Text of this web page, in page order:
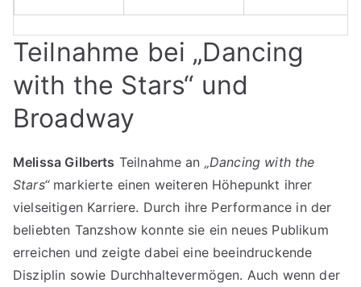
Teilnahme bei „Dancing
with the Stars“ und
Broadway
Melissa Gilberts Teilnahme an „Dancing with the
Stars“markierte einen weiteren Höhepunkt ihrer
vielseitigen Karriere. Durch ihre Performance in der
beliebten Tanzshow konnte sie ein neues Publikum
erreichen und zeigte dabei eine beeindruckende
Disziplin sowie Durchhaltevermögen. Auch wenn der